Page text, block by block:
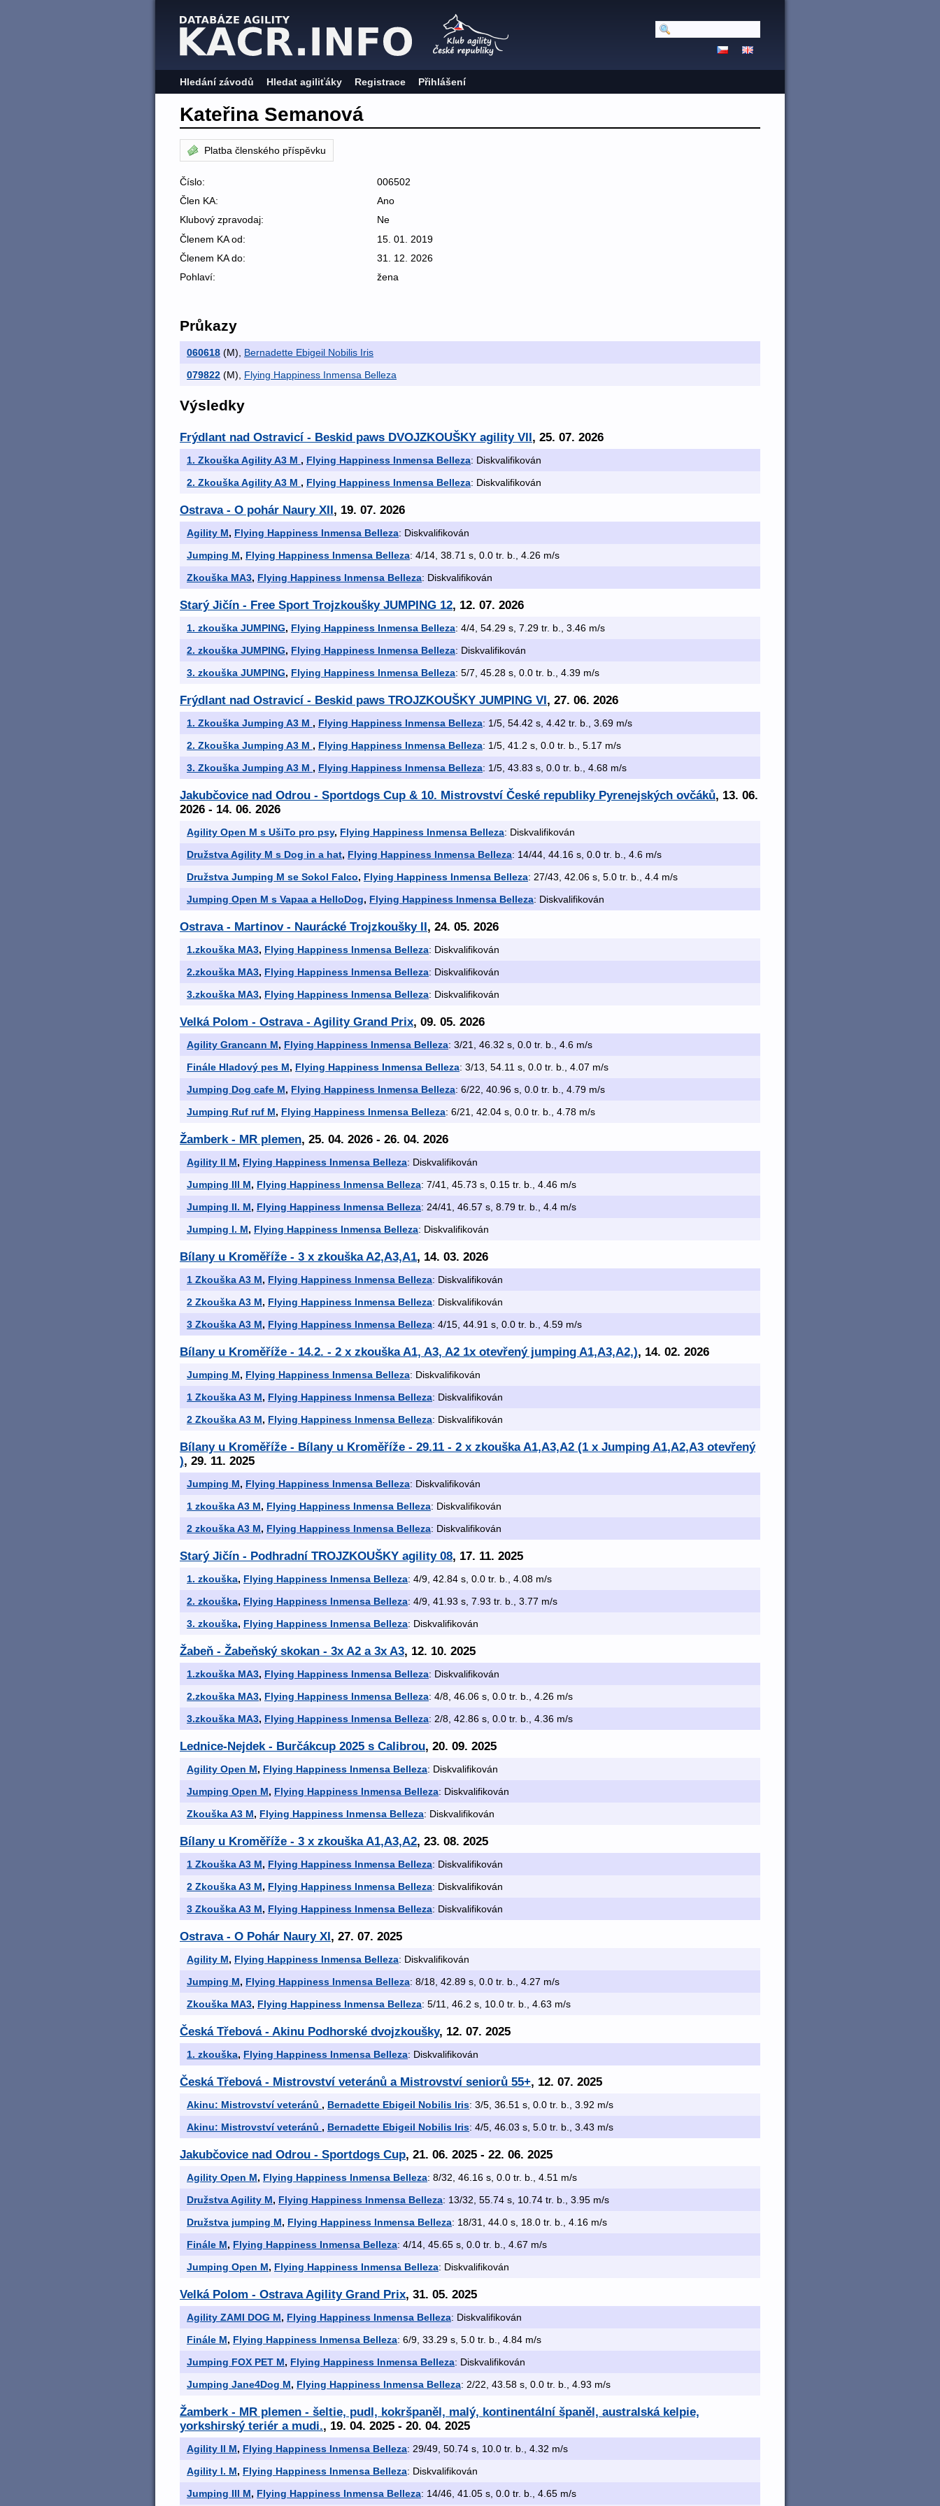
Hledání závodů Hledat agiliťáky Registrace Přihlášení
Kateřina Semanová
Platba členského příspěvku
Číslo:
006502
Člen KA:
Ano
Klubový zpravodaj:
Ne
Členem KA od:
15. 01. 2019
Členem KA do:
31. 12. 2026
Pohlaví:
žena
Průkazy
060618 (M)
Bernadette Ebigeil Nobilis Iris
079822 (M) Flying Happiness Inmensa Belleza
Výsledky
Frýdlant nad Ostravicí - Beskid paws DVOJZKOUŠKY agility VII, 25. 07. 2026
1. Zkouška Agility A3 M , Flying Happiness Inmensa Belleza: Diskvalifikován
2. Zkouška Agility A3 M , Flying Happiness Inmensa Belleza: Diskvalifikován
Ostrava - O pohár Naury XII, 19. 07. 2026
Agility M, Flying Happiness Inmensa Belleza: Diskvalifikován
Jumping M, Flying Happiness Inmensa Belleza: 4/14, 38.71 s, 0.0 tr. b., 4.26 m/s
Zkouška MA3, Flying Happiness Inmensa Belleza: Diskvalifikován
Starý Jičín - Free Sport Trojzkoušky JUMPING 12, 12. 07. 2026
1. zkouška JUMPING, Flying Happiness Inmensa Belleza: 4/4, 54.29 s, 7.29 tr. b., 3.46 m/s
2. zkouška JUMPING, Flying Happiness Inmensa Belleza: Diskvalifikován
3. zkouška JUMPING, Flying Happiness Inmensa Belleza: 5/7, 45.28 s, 0.0 tr. b., 4.39 m/s
Frýdlant nad Ostravicí - Beskid paws TROJZKOUŠKY JUMPING VI, 27. 06. 2026
1. Zkouška Jumping A3 M , Flying Happiness Inmensa Belleza: 1/5, 54.42 s, 4.42 tr. b., 3.69 m/s
2. Zkouška Jumping A3 M , Flying Happiness Inmensa Belleza: 1/5, 41.2 s, 0.0 tr. b., 5.17 m/s
3. Zkouška Jumping A3 M , Flying Happiness Inmensa Belleza: 1/5, 43.83 s, 0.0 tr. b., 4.68 m/s
Jakubčovice nad Odrou - Sportdogs Cup & 10. Mistrovství České republiky Pyrenejských ovčáků, 13. 06.
2026 - 14. 06. 2026
Agility Open M s UšiTo pro psy, Flying Happiness Inmensa Belleza: Diskvalifikován
Družstva Agility M s Dog in a hat, Flying Happiness Inmensa Belleza: 14/44, 44.16 s, 0.0 tr. b., 4.6 m/s
Družstva Jumping M se Sokol Falco, Flying Happiness Inmensa Belleza: 27/43, 42.06 s, 5.0 tr. b., 4.4 m/s
Jumping Open M s Vapaa a HelloDog, Flying Happiness Inmensa Belleza: Diskvalifikován
Ostrava - Martinov - Naurácké Trojzkoušky II, 24. 05. 2026
1.zkouška MA3, Flying Happiness Inmensa Belleza: Diskvalifikován
2.zkouška MA3, Flying Happiness Inmensa Belleza: Diskvalifikován
3.zkouška MA3, Flying Happiness Inmensa Belleza: Diskvalifikován
Velká Polom - Ostrava - Agility Grand Prix, 09. 05. 2026
Agility Grancann M, Flying Happiness Inmensa Belleza: 3/21, 46.32 s, 0.0 tr. b., 4.6 m/s
Finále Hladový pes M, Flying Happiness Inmensa Belleza: 3/13, 54.11 s, 0.0 tr. b., 4.07 m/s
Jumping Dog cafe M, Flying Happiness Inmensa Belleza: 6/22, 40.96 s, 0.0 tr. b., 4.79 m/s
Jumping Ruf ruf M, Flying Happiness Inmensa Belleza: 6/21, 42.04 s, 0.0 tr. b., 4.78 m/s
Žamberk - MR plemen, 25. 04. 2026 - 26. 04. 2026
Agility II M, Flying Happiness Inmensa Belleza: Diskvalifikován
Jumping III M, Flying Happiness Inmensa Belleza: 7/41, 45.73 s, 0.15 tr. b., 4.46 m/s
Jumping II. M, Flying Happiness Inmensa Belleza: 24/41, 46.57 s, 8.79 tr. b., 4.4 m/s
Jumping I. M, Flying Happiness Inmensa Belleza: Diskvalifikován
Bílany u Kroměříže - 3 x zkouška A2,A3,A1, 14. 03. 2026
1 Zkouška A3 M, Flying Happiness Inmensa Belleza: Diskvalifikován
2 Zkouška A3 M, Flying Happiness Inmensa Belleza: Diskvalifikován
3 Zkouška A3 M, Flying Happiness Inmensa Belleza: 4/15, 44.91 s, 0.0 tr. b., 4.59 m/s
Bílany u Kroměříže - 14.2. - 2 x zkouška A1, A3, A2 1x otevřený jumping A1,A3,A2,), 14. 02. 2026
Jumping M, Flying Happiness Inmensa Belleza: Diskvalifikován
1 Zkouška A3 M, Flying Happiness Inmensa Belleza: Diskvalifikován
2 Zkouška A3 M, Flying Happiness Inmensa Belleza: Diskvalifikován
Bílany u Kroměříže - Bílany u Kroměříže - 29.11 - 2 x zkouška A1,A3,A2 (1 x Jumping A1,A2,A3 otevřený
), 29. 11. 2025
Jumping M, Flying Happiness Inmensa Belleza: Diskvalifikován
1 zkouška A3 M, Flying Happiness Inmensa Belleza: Diskvalifikován
2 zkouška A3 M, Flying Happiness Inmensa Belleza: Diskvalifikován
Starý Jičín - Podhradní TROJZKOUŠKY agility 08, 17. 11. 2025
1. zkouška, Flying Happiness Inmensa Belleza: 4/9, 42.84 s, 0.0 tr. b., 4.08 m/s
2. zkouška, Flying Happiness Inmensa Belleza: 4/9, 41.93 s, 7.93 tr. b., 3.77 m/s
3. zkouška, Flying Happiness Inmensa Belleza: Diskvalifikován
Žabeň - Žabeňský skokan - 3x A2 a 3x A3, 12. 10. 2025
1.zkouška MA3, Flying Happiness Inmensa Belleza: Diskvalifikován
2.zkouška MA3, Flying Happiness Inmensa Belleza: 4/8, 46.06 s, 0.0 tr. b., 4.26 m/s
3.zkouška MA3, Flying Happiness Inmensa Belleza: 2/8, 42.86 s, 0.0 tr. b., 4.36 m/s
Lednice-Nejdek - Burčákcup 2025 s Calibrou, 20. 09. 2025
Agility Open M, Flying Happiness Inmensa Belleza: Diskvalifikován
Jumping Open M, Flying Happiness Inmensa Belleza: Diskvalifikován
Zkouška A3 M, Flying Happiness Inmensa Belleza: Diskvalifikován
Bílany u Kroměříže - 3 x zkouška A1,A3,A2, 23. 08. 2025
1 Zkouška A3 M, Flying Happiness Inmensa Belleza: Diskvalifikován
2 Zkouška A3 M, Flying Happiness Inmensa Belleza: Diskvalifikován
3 Zkouška A3 M, Flying Happiness Inmensa Belleza: Diskvalifikován
Ostrava - O Pohár Naury XI, 27. 07. 2025
Agility M, Flying Happiness Inmensa Belleza: Diskvalifikován
Jumping M, Flying Happiness Inmensa Belleza: 8/18, 42.89 s, 0.0 tr. b., 4.27 m/s
Zkouška MA3, Flying Happiness Inmensa Belleza: 5/11, 46.2 s, 10.0 tr. b., 4.63 m/s
Česká Třebová - Akinu Podhorské dvojzkoušky, 12. 07. 2025
1. zkouška, Flying Happiness Inmensa Belleza: Diskvalifikován
Česká Třebová - Mistrovství veteránů a Mistrovství seniorů 55+, 12. 07. 2025
Akinu: Mistrovství veteránů , Bernadette Ebigeil Nobilis Iris: 3/5, 36.51 s, 0.0 tr. b., 3.92 m/s
Akinu: Mistrovství veteránů , Bernadette Ebigeil Nobilis Iris: 4/5, 46.03 s, 5.0 tr. b., 3.43 m/s
Jakubčovice nad Odrou - Sportdogs Cup, 21. 06. 2025 - 22. 06. 2025
Agility Open M, Flying Happiness Inmensa Belleza: 8/32, 46.16 s, 0.0 tr. b., 4.51 m/s
Družstva Agility M, Flying Happiness Inmensa Belleza: 13/32, 55.74 s, 10.74 tr. b., 3.95 m/s
Družstva jumping M, Flying Happiness Inmensa Belleza: 18/31, 44.0 s, 18.0 tr. b., 4.16 m/s
Finále M, Flying Happiness Inmensa Belleza: 4/14, 45.65 s, 0.0 tr. b., 4.67 m/s
Jumping Open M, Flying Happiness Inmensa Belleza: Diskvalifikován
Velká Polom - Ostrava Agility Grand Prix, 31. 05. 2025
Agility ZAMI DOG M, Flying Happiness Inmensa Belleza: Diskvalifikován
Finále M, Flying Happiness Inmensa Belleza: 6/9, 33.29 s, 5.0 tr. b., 4.84 m/s
Jumping FOX PET M, Flying Happiness Inmensa Belleza: Diskvalifikován
Jumping Jane4Dog M, Flying Happiness Inmensa Belleza: 2/22, 43.58 s, 0.0 tr. b., 4.93 m/s
Žamberk - MR plemen - šeltie, pudl, kokršpaněl, malý, kontinentální španěl, australská kelpie,
yorkshirský teriér a mudi., 19. 04. 2025 - 20. 04. 2025
Agility II M, Flying Happiness Inmensa Belleza: 29/49, 50.74 s, 10.0 tr. b., 4.32 m/s
Agility I. M, Flying Happiness Inmensa Belleza: Diskvalifikován
Jumping III M, Flying Happiness Inmensa Belleza: 14/46, 41.05 s, 0.0 tr. b., 4.65 m/s